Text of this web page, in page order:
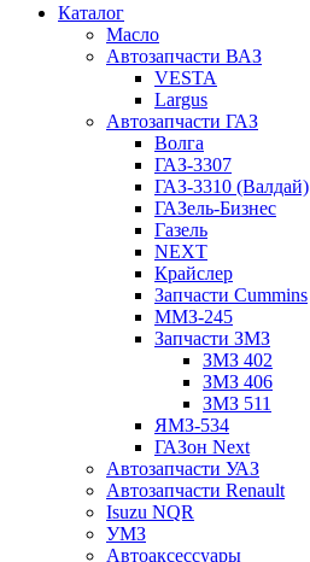
Каталог
Масло
Автозапчасти ВАЗ
VESTA
Largus
Автозапчасти ГАЗ
Волга
ГАЗ-3307
ГАЗ-3310 (Валдай)
ГАЗель-Бизнес
Газель
NEXT
Крайслер
Запчасти Cummins
ММЗ-245
Запчасти ЗМЗ
ЗМЗ 402
ЗМЗ 406
ЗМЗ 511
ЯМЗ-534
ГАЗон Next
Автозапчасти УАЗ
Автозапчасти Renault
Isuzu NQR
УМЗ
Автоаксессуары